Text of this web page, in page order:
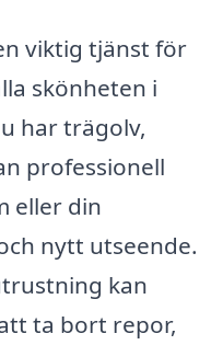
viktig tjänst för
skönheten i
har trägolv,
professionell
eller din
nytt utseende.
kan
ta bort repor,